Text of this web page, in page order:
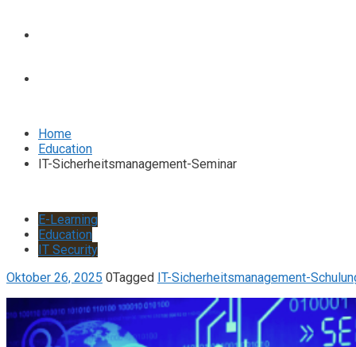
Home
Education
IT-Sicherheitsmanagement-Seminar
E-Learning
Education
IT Security
Oktober 26, 2025 0Tagged IT-Sicherheitsmanagement-